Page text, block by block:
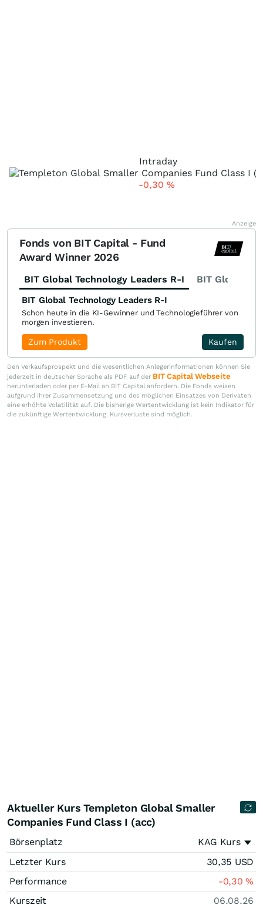
Intraday
-0,30 %
Anzeige
Fonds von BIT Capital - Fund
Award Winner 2026
BIT Global Technology Leaders R-I BIT Global
BIT Global Technology Leaders R-I
Schon heute in die KI-Gewinner und Technologieführer von
morgen investieren.
Kaufen
Zum Produkt
Den Verkaufsprospekt und die wesentlichen Anlegerinformationen können Sie
jederzeit in deutscher Sprache als PDF auf der BIT Capital Webseite
herunterladen oder per E-Mail an BIT Capital anfordern. Die Fonds weisen
aufgrund ihrer Zusammensetzung und des möglichen Einsatzes von Derivaten
eine erhöhte Volatilität auf. Die bisherige Wertentwicklung ist kein Indikator für
die zukünftige Wertentwicklung. Kursverluste sind möglich.
Aktueller Kurs Templeton Global Smaller
Companies Fund Class I (acc)
Börsenplatz
KAG Kurs
Letzter Kurs
30,35 USD
Performance
-0,30%
Kurszeit
06.08.26